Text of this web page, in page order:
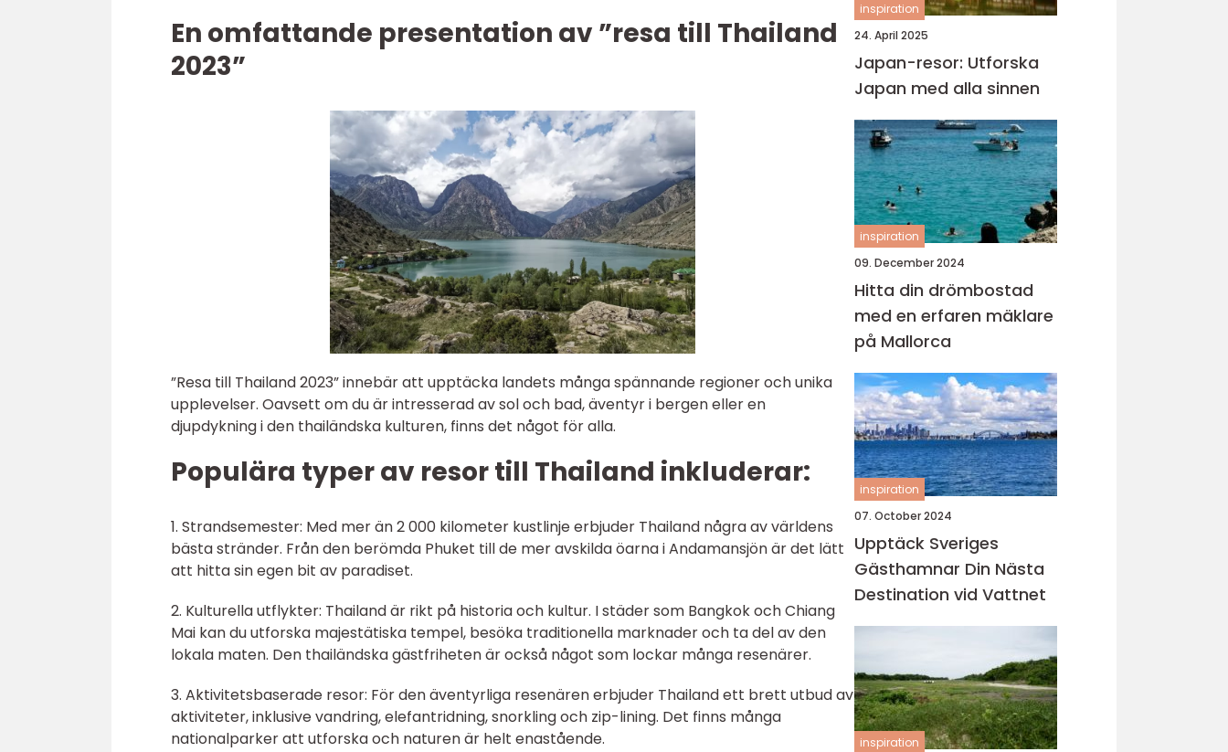
En omfattande presentation av ”resa till Thailand
2023”
”Resa till Thailand 2023” innebär att upptäcka landets många spännande regioner och unika
upplevelser. Oavsett om du är intresserad av sol och bad, äventyr i bergen eller en
djupdykning i den thailändska kulturen, finns det något för alla.
Populära typer av resor till Thailand inkluderar:
1. Strandsemester: Med mer än 2 000 kilometer kustlinje erbjuder Thailand några av världens
bästa stränder. Från den berömda Phuket till de mer avskilda öarna i Andamansjön är det lätt
att hitta sin egen bit av paradiset.
2. Kulturella utflykter: Thailand är rikt på historia och kultur. I städer som Bangkok och Chiang
Mai kan du utforska majestätiska tempel, besöka traditionella marknader och ta del av den
lokala maten. Den thailändska gästfriheten är också något som lockar många resenärer.
3. Aktivitetsbaserade resor: För den äventyrliga resenären erbjuder Thailand ett brett utbud av
aktiviteter, inklusive vandring, elefantridning, snorkling och zip-lining. Det finns många
nationalparker att utforska och naturen är helt enastående.
inspiration
24. April 2025
Japan-resor: Utforska
Japan med alla sinnen
inspiration
09. December 2024
Hitta din drömbostad
med en erfaren mäklare
på Mallorca
inspiration
07. October 2024
Upptäck Sveriges
Gästhamnar Din Nästa
Destination vid Vattnet
inspiration